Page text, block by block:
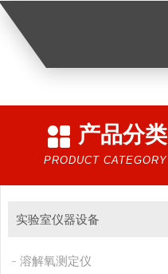
产品分类
PRODUCT CATEGORY
实验室仪器设备
溶解氧测定仪